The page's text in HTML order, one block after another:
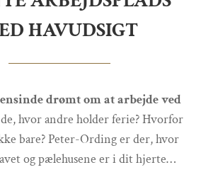
HAVUDSIGT
drømt om at arbejde ved
hvor andre holder ferie? Hvorfor
bare? Peter-Ording er der, hvor
og pælehusene er i dit hjerte…